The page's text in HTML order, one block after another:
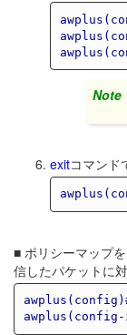
Note
exitコマンド
■ ポリシーマップ
信したパケットに